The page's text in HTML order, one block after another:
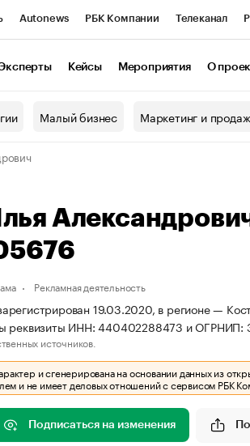
Autonews РБК Компании Телеканал
Кейсы Мероприятия О
Малый бизнес Маркетинг и
Рекламная деятельность
19.03.2020, в регионе —
реквизиты ИНН: 440402288473 и
источников.
и сгенерирована на основании данных из
и не имеет деловых отношений с сервисом РБК
Подписаться на изменения